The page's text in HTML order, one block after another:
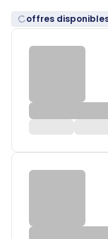
offres